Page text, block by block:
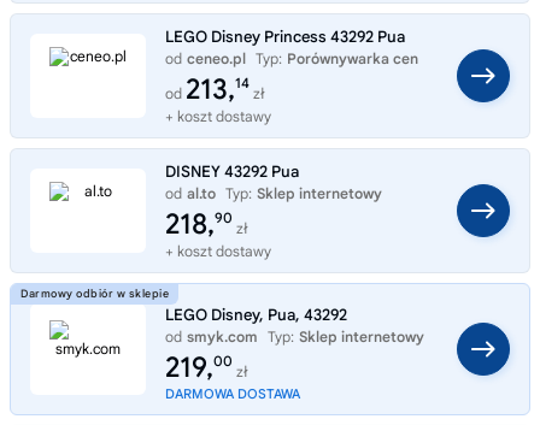
LEGO Disney Princess 43292 Pua
od ceneo.pl Typ: Porównywarka cen
od 213,14
zł
+ koszt dostawy
DISNEY 43292 Pua
od al.to Typ: Sklep internetowy
218,90
zł
+ koszt dostawy
LEGO Disney, Pua, 43292
od smyk.com Typ: Sklep internetowy
219,00
zł
DARMOWA DOSTAWA